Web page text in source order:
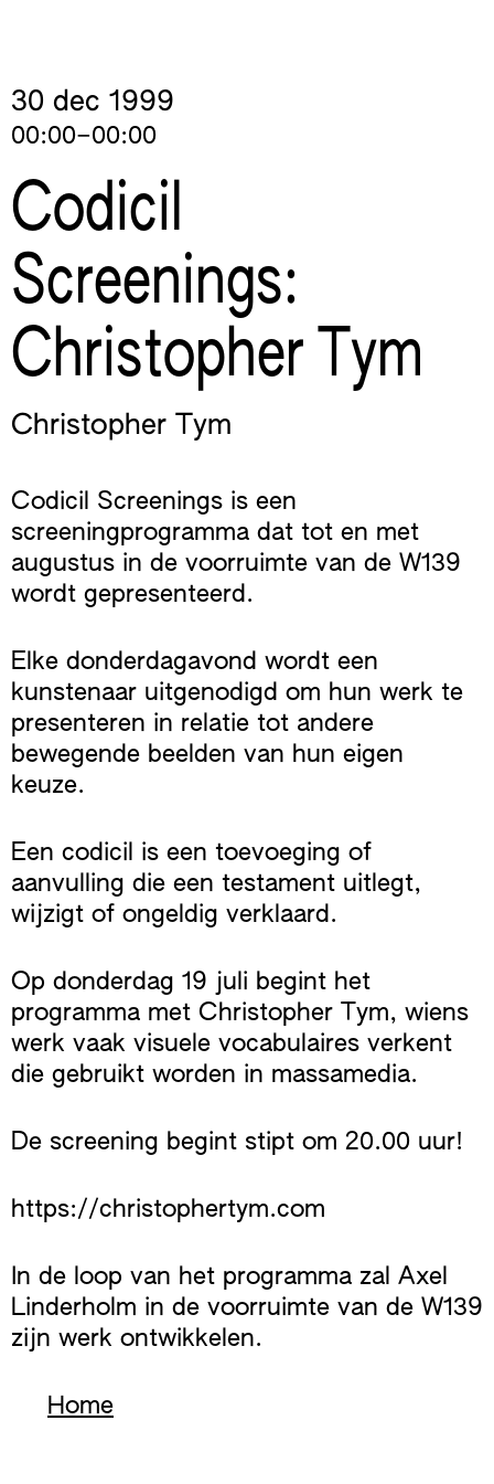
30 dec 1999
00:00–00:00
Codicil
Screenings:
Christopher Tym
Christopher Tym
Codicil Screenings is een
screeningprogramma dat tot en met
augustus in de voorruimte van de W139
wordt gepresenteerd.
Elke donderdagavond wordt een
kunstenaar uitgenodigd om hun werk te
presenteren in relatie tot andere
bewegende beelden van hun eigen
keuze.
Een codicil is een toevoeging of
aanvulling die een testament uitlegt,
wijzigt of ongeldig verklaard.
Op donderdag 19 juli begint het
programma met Christopher Tym, wiens
werk vaak visuele vocabulaires verkent
die gebruikt worden in massamedia.
De screening begint stipt om 20.00 uur!
https://christophertym.com
In de loop van het programma zal Axel
Linderholm in de voorruimte van de W139
zijn werk ontwikkelen.
Home